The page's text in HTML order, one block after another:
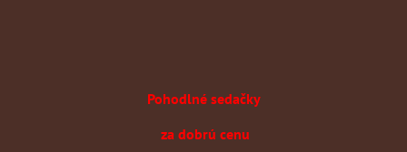
Pohodlné sedačky
za dobrú cenu